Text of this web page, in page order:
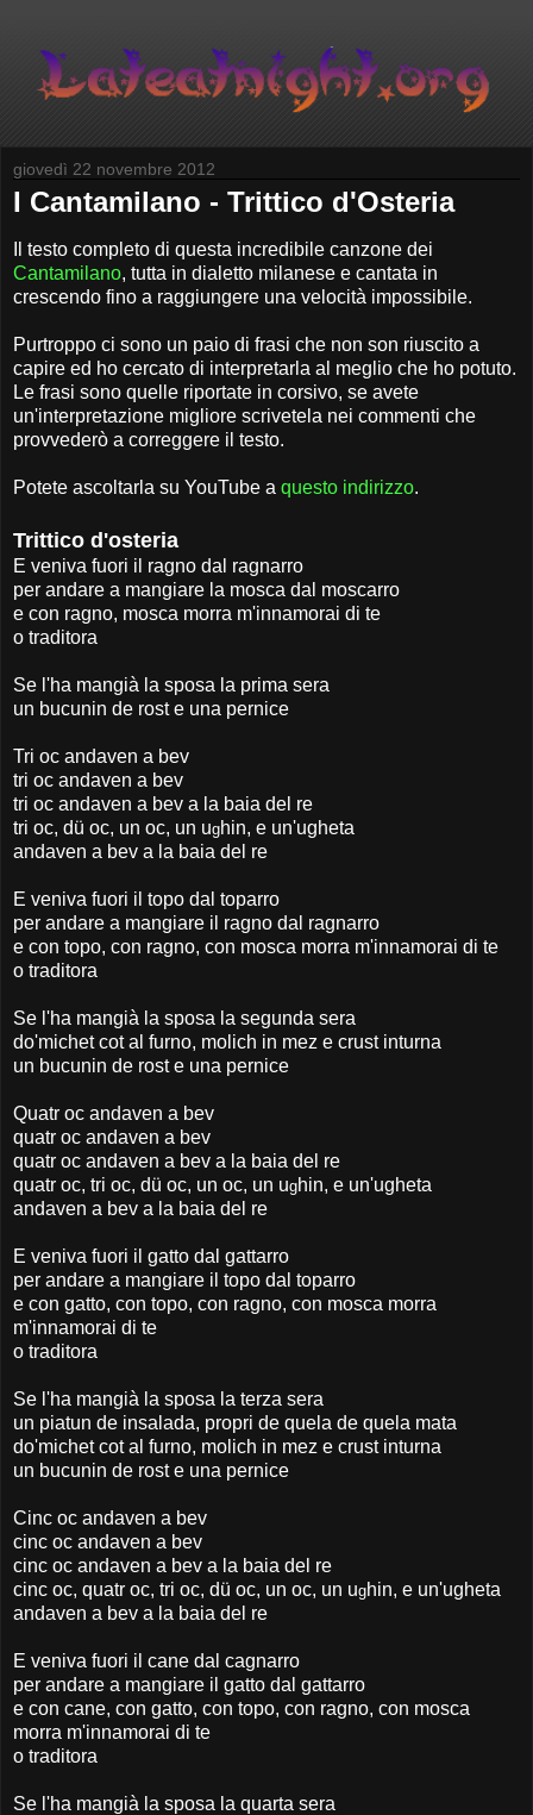
giovedì 22 novembre 2012
I Cantamilano - Trittico d'Osteria
Il testo completo di questa incredibile canzone dei
Cantamilano, tutta in dialetto milanese e cantata in
crescendo fino a raggiungere una velocità impossibile.
Purtroppo ci sono un paio di frasi che non son riuscito a
capire ed ho cercato di interpretarla al meglio che ho potuto.
Le frasi sono quelle riportate in corsivo, se avete
un'interpretazione migliore scrivetela nei commenti che
provvederò a correggere il testo.
Potete ascoltarla su YouTube a questo indirizzo.
Trittico d'osteria
E veniva fuori il ragno dal ragnarro
per andare a mangiare la mosca dal moscarro
e con ragno, mosca morra m'innamorai di te
o traditora
Se l'ha mangià la sposa la prima sera
un bucunin de rost e una pernice
Tri oc andaven a bev
tri oc andaven a bev
tri oc andaven a bev a la baia del re
tri oc, dü oc, un oc, un ughin, e un'ugheta
andaven a bev a la baia del re
E veniva fuori il topo dal toparro
per andare a mangiare il ragno dal ragnarro
e con topo, con ragno, con mosca morra m'innamorai di te
o traditora
Se l'ha mangià la sposa la segunda sera
do'michet cot al furno, molich in mez e crust inturna
un bucunin de rost e una pernice
Quatr oc andaven a bev
quatr oc andaven a bev
quatr oc andaven a bev a la baia del re
quatr oc, tri oc, dü oc, un oc, un ughin, e un'ugheta
andaven a bev a la baia del re
E veniva fuori il gatto dal gattarro
per andare a mangiare il topo dal toparro
e con gatto, con topo, con ragno, con mosca morra
m'innamorai di te
o traditora
Se l'ha mangià la sposa la terza sera
un piatun de insalada, propri de quela de quela mata
do'michet cot al furno, molich in mez e crust inturna
un bucunin de rost e una pernice
Cinc oc andaven a bev
cinc oc andaven a bev
cinc oc andaven a bev a la baia del re
cinc oc, quatr oc, tri oc, dü oc, un oc, un ughin, e un'ugheta
andaven a bev a la baia del re
E veniva fuori il cane dal cagnarro
per andare a mangiare il gatto dal gattarro
e con cane, con gatto, con topo, con ragno, con mosca
morra m'innamorai di te
o traditora
Se l'ha mangià la sposa la quarta sera